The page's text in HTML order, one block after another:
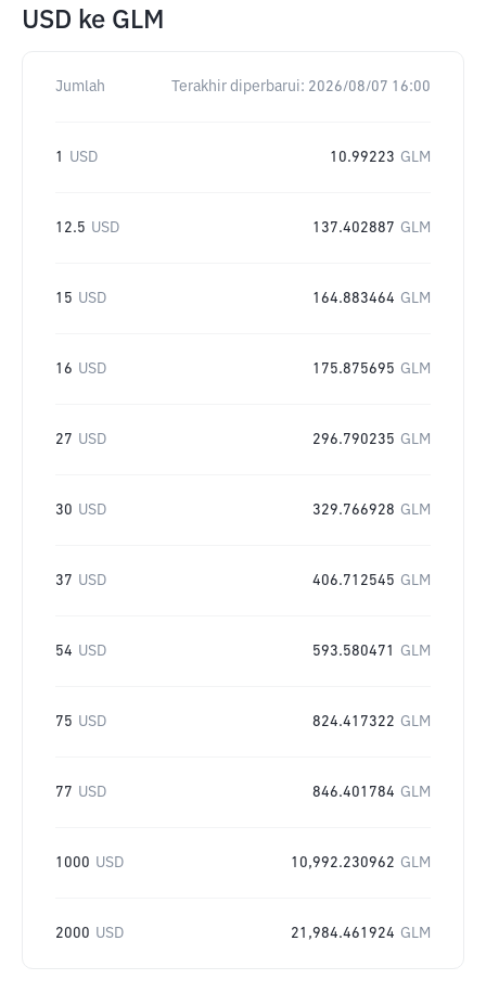
USD ke GLM
Jumlah Terakhir diperbarui: 2026/08/07 16:00
1 USD 10.99223 GLM
12.5 USD 137.402887 GLM
15 USD 164.883464 GLM
16 USD 175.875695 GLM
27 USD 296.790235 GLM
30 USD 329.766928 GLM
37 USD 406.712545 GLM
54 USD 593.580471 GLM
75 USD 824.417322 GLM
77 USD 846.401784 GLM
1000 USD 10,992.230962 GLM
2000 USD 21,984.461924 GLM